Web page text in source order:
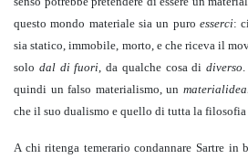
questo mondo materiale sia un puro esserci:
sia statico, immobile, morto, e che riceva il
solo dal di fuori, da qualche cosa didiverso
quindi un falso materialismo, un
che il suo dualismo e quello di tutta la filosofia
A chi ritenga temerario condannare Sartre in